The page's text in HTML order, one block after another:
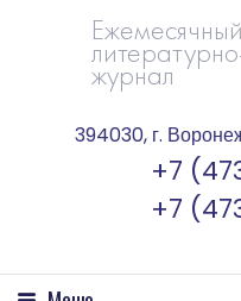
Ежемесячный
журнал
394030, г.
+7
+7